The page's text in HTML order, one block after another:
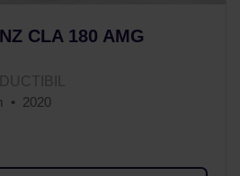
CLA 180 AMG
2020